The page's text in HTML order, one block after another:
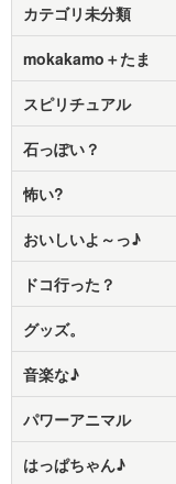
カテゴリ未分類
mokakamo＋たま
スピリチュアル
石っぽい？
怖い?
おいしいよ～っ♪
ドコ行った？
グッズ。
音楽な♪
パワーアニマル
はっぱちゃん♪